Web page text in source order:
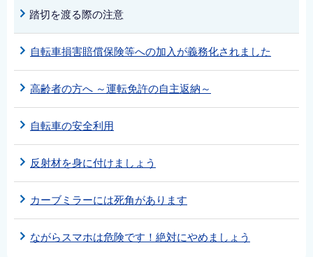
踏切を渡る際の注意
自転車損害賠償保険等への加入が義務化されました
高齢者の方へ ～運転免許の自主返納～
自転車の安全利用
反射材を身に付けましょう
カーブミラーには死角があります
ながらスマホは危険です！絶対にやめましょう